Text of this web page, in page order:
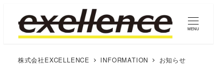
MENU
株式会社EXCELLENCE INFORMATION お知らせ